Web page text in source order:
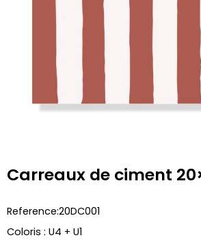
Carreaux de ciment
Reference:20DC001
Coloris : U4 + U1